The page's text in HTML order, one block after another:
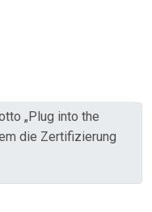
„Plug into the
die Zertifizierung